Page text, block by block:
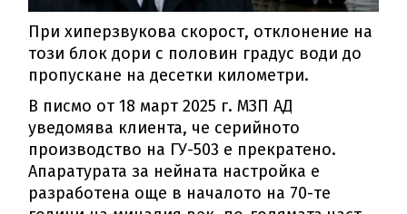
При хиперзвукова скорост, отклонение на
този блок дори с половин градус води до
пропускане на десетки километри.
В писмо от 18 март 2025 г. МЗП АД
уведомява клиента, че серийното
производство на ГУ-503 е прекратено.
Апаратурата за нейната настройка е
разработена още в началото на 70-те